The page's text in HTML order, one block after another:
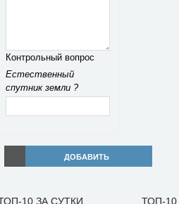
Контрольный вопрос
Естественный
спутник земли ?
ДОБАВИТЬ
10 ЗА СУТКИ
ТОП-